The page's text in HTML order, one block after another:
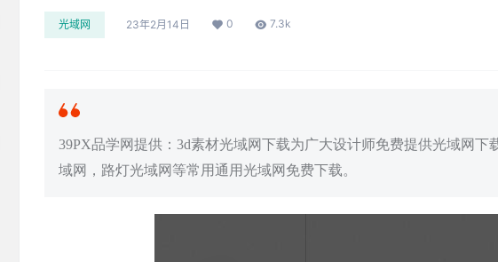
光域网 23年2月14日 0 7.3k
39PX品学网提供：3d素材光域网下载为广大设计师免费提供光域网
域网，路灯光域网等常用通用光域网免费下载。